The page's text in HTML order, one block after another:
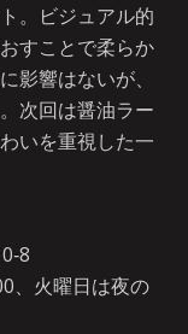
。ビジュアル的
すことで柔らか
影響はないが、
次回は醤油ラー
いを重視した一
、火曜日は夜の